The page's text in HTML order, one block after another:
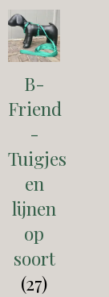
B-
Friend
-
Tuigjes
en
lijnen
op
soort
(27)